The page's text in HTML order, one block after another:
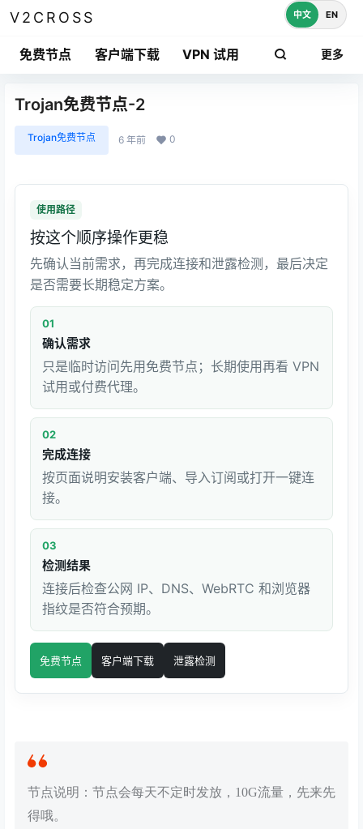
V2CROSS
免费节点 客户端下载 VPN 试用 更多
中文 EN
Trojan免费节点-2
Trojan免费节点 6 年前 0
使用路径
按这个顺序操作更稳
先确认当前需求，再完成连接和泄露检测，最后决定
是否需要长期稳定方案。
01
确认需求
只是临时访问先用免费节点；长期使用再看 VPN
试用或付费代理。
02
完成连接
按页面说明安装客户端、导入订阅或打开一键连
接。
03
检测结果
连接后检查公网 IP、DNS、WebRTC 和浏览器
指纹是否符合预期。
免费节点 客户端下载 泄露检测
节点说明：节点会每天不定时发放，10G流量，先来先
得哦。